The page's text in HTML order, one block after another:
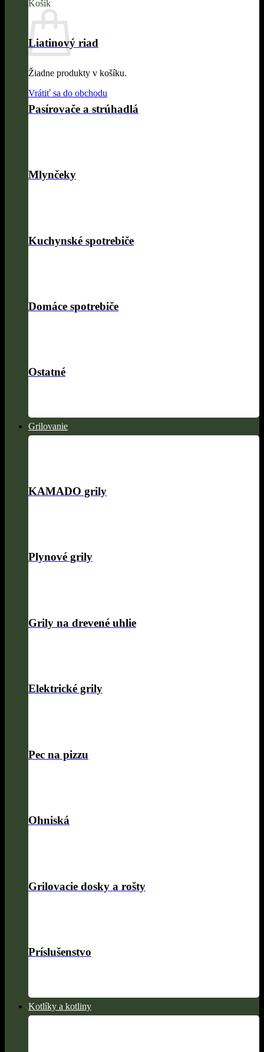
Košík
Žiadne produkty v košíku.
Vrátiť sa do obchodu
Liatinový riad
Pasírovače a strúhadlá
Mlynčeky
Kuchynské spotrebiče
Domáce spotrebiče
Ostatné
Grilovanie
KAMADO grily
Plynové grily
Grily na drevené uhlie
Elektrické grily
Pec na pizzu
Ohniská
Grilovacie dosky a rošty
Príslušenstvo
Kotlíky a kotliny